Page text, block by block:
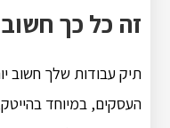
זה כל כך
תיק עבודות שלך חשוב
העסקים, במיוחד